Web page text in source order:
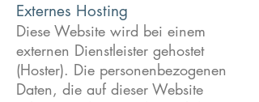
Externes Hosting
Diese Website wird bei einem
externen Dienstleister gehostet
(Hoster). Die personenbezogenen
Daten, die auf dieser Website